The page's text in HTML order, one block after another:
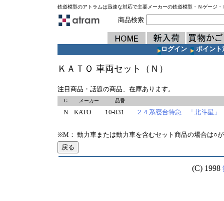
鉄道模型のアトラムは迅速な対応で主要メーカーの鉄道模型・Ｎゲージ
商品検索
ログイン ポイント
ＫＡＴＯ 車両セット（Ｎ）
注目商品・話題の商品、在庫あります。
G メーカー 品番
N KATO 10-831 ２４系寝台特急 「北斗星
※M： 動力車または動力車を含むセット商品の場合は○
(C) 1998